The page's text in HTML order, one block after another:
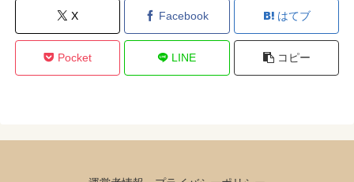
X Facebook はてブ
Pocket LINE コピー